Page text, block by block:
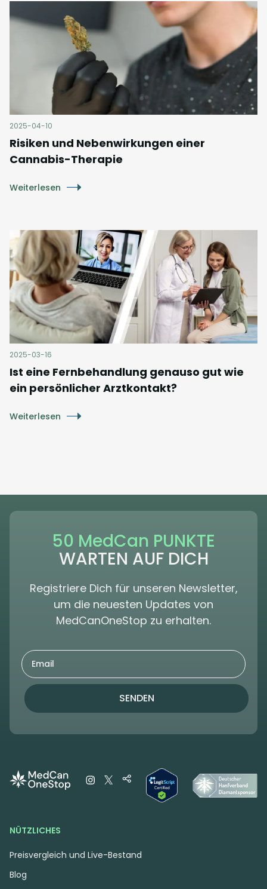
2025-04-10
Risiken und Nebenwirkungen einer
Cannabis-Therapie
Weiterlesen
2025-03-16
Ist eine Fernbehandlung genauso gut wie
ein persönlicher Arztkontakt?
Weiterlesen
50 MedCan PUNKTE
WARTEN AUF DICH
Registriere Dich für unseren Newsletter,
um die neuesten Updates von
MedCanOneStop zu erhalten.
SENDEN
NÜTZLICHES
Preisvergleich und Live-Bestand
Blog